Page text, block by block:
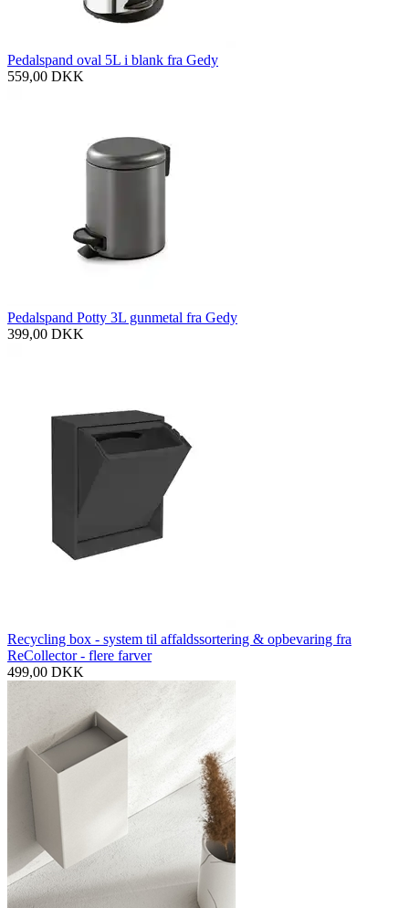
Pedalspand oval 5L i blank fra Gedy
559,00 DKK
Pedalspand Potty 3L gunmetal fra Gedy
399,00 DKK
Recycling box - system til affaldssortering & opbevaring fra
ReCollector - flere farver
499,00 DKK